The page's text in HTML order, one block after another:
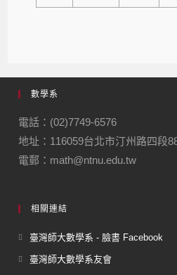
數學系
電話：(02)7749-6576
地址：116059台北市汀州路四段
電郵：math@ntnu.edu.tw
相關連結
臺灣師大數學系 - 臉書 Facebook
臺灣師大數學系友會